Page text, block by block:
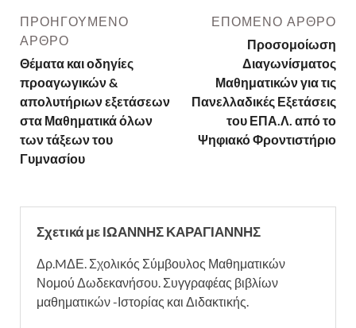
ΠΡΟΗΓΟΎΜΕΝΟ
ΆΡΘΡΟ
Θέματα και οδηγίες
προαγωγικών &
απολυτήριων εξετάσεων
στα Μαθηματικά όλων
των τάξεων του
Γυμνασίου
ΕΠΌΜΕΝΟ ΆΡΘΡΟ
Προσομοίωση
Διαγωνίσματος
Μαθηματικών για τις
Πανελλαδικές Εξετάσεις
του ΕΠΑ.Λ. από το
Ψηφιακό Φροντιστήριο
Σχετικά με ΙΩΑΝΝΗΣ ΚΑΡΑΓΙΑΝΝΗΣ
Δρ.MΔΕ. Σχολικός Σύμβουλος Μαθηματικών
Νομού Δωδεκανήσου. Συγγραφέας βιβλίων
μαθηματικών -Ιστορίας και Διδακτικής.